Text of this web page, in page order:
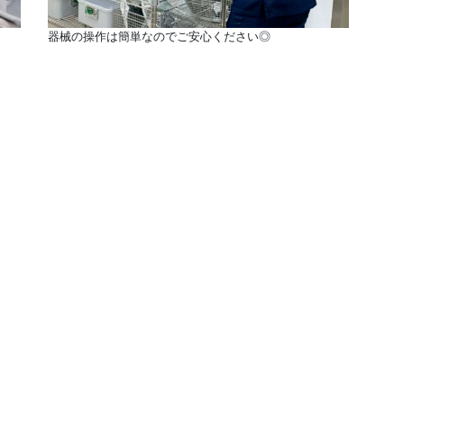
器械の操作は簡単なのでご安心ください◎